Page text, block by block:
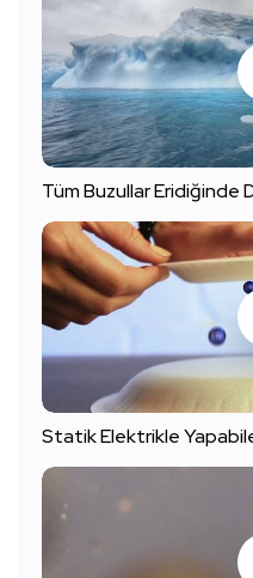
Tüm Buzullar Eridiğinde
Statik Elektrikle